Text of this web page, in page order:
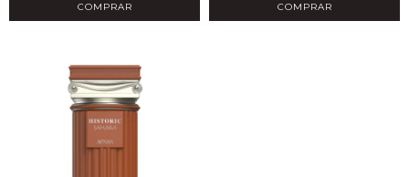
COMPRAR COMPRAR